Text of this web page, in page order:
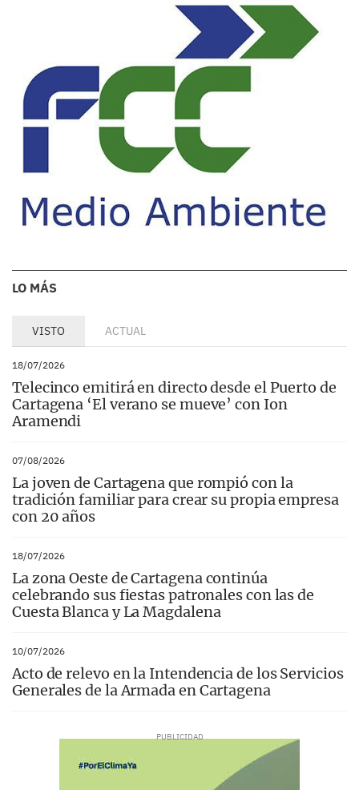
LO MÁS
VISTO ACTUAL
18/07/2026
Telecinco emitirá en directo desde el Puerto de
Cartagena ‘El verano se mueve’ con Ion
Aramendi
07/08/2026
La joven de Cartagena que rompió con la
tradición familiar para crear su propia empresa
con 20 años
18/07/2026
La zona Oeste de Cartagena continúa
celebrando sus fiestas patronales con las de
Cuesta Blanca y La Magdalena
10/07/2026
Acto de relevo en la Intendencia de los Servicios
Generales de la Armada en Cartagena